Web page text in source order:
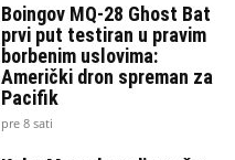
Boingov MQ-28 Ghost Bat
prvi put testiran u pravim
borbenim uslovima:
Američki dron spreman za
Pacifik
pre 8 sati